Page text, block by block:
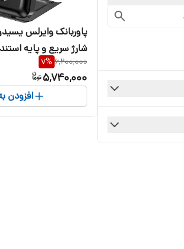
شارژ سریع و پایه استند
6,200,000
7%
5,740,000
افزودن